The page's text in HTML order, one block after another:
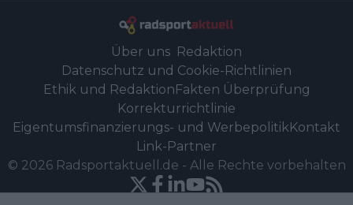
Über uns Redaktion
Datenschutz und Cookie-Richtlinien
Ethik und RedaktionFakten Überprüfung
Korrekturrichtlinie
Eigentumsfinanzierungs- und WerbepolitikKontakt
Link-Partner
© 2026 Radsportaktuell.de - Alle Rechte vorbehalten